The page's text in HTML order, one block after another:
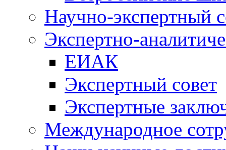
Научно-экспертный
Экспертно-
ЕИАК
Экспертный совет
Экспертные
Международное